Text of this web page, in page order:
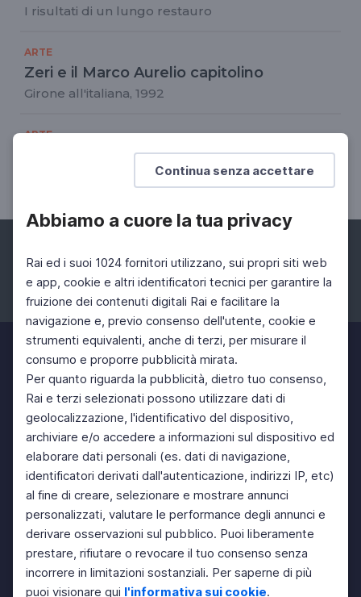
Continua senza accettare
Abbiamo a cuore la tua privacy
Rai ed i suoi 1024 fornitori utilizzano, sui propri siti web
e app, cookie e altri identificatori tecnici per garantire la
fruizione dei contenuti digitali Rai e facilitare la
navigazione e, previo consenso dell'utente, cookie e
strumenti equivalenti, anche di terzi, per misurare il
consumo e proporre pubblicità mirata.
Per quanto riguarda la pubblicità, dietro tuo consenso,
Rai e terzi selezionati possono utilizzare dati di
geolocalizzazione, l'identificativo del dispositivo,
archiviare e/o accedere a informazioni sul dispositivo ed
elaborare dati personali (es. dati di navigazione,
identificatori derivati dall'autenticazione, indirizzi IP, etc)
al fine di creare, selezionare e mostrare annunci
personalizzati, valutare le performance degli annunci e
derivare osservazioni sul pubblico. Puoi liberamente
prestare, rifiutare o revocare il tuo consenso senza
incorrere in limitazioni sostanziali. Per saperne di più
puoi visionare qui l'informativa sui cookie.
I risultati di un lungo restauro
ARTE
Zeri e il Marco Aurelio capitolino
Girone all'italiana, 1992
ARTE
L'Enigma di Assisi
Anna Maria Bianchi, 1997
Facebook Instagram Twitter